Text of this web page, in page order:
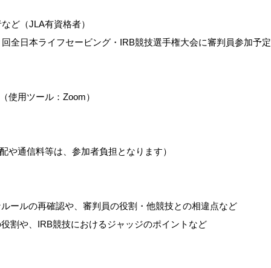
ど（JLA有資格者）
全日本ライフセービング・IRB競技選手権大会に審判員参加予
使用ツール：Zoom）
や通信料等は、参加者負担となります）
ールの再確認や、審判員の役割・他競技との相違点など
割や、IRB競技におけるジャッジのポイントなど